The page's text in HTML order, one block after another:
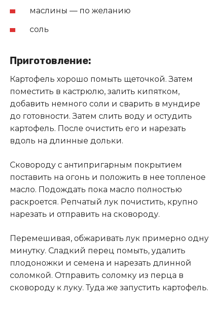
маслины — по желанию
соль
Приготовление:
Картофель хорошо помыть щеточкой. Затем
поместить в кастрюлю, залить кипятком,
добавить немного соли и сварить в мундире
до готовности. Затем слить воду и остудить
картофель. После очистить его и нарезать
вдоль на длинные дольки.
Сковороду с антипригарным покрытием
поставить на огонь и положить в нее топленое
масло. Подождать пока масло полностью
раскроется. Репчатый лук почистить, крупно
нарезать и отправить на сковороду.
Перемешивая, обжаривать лук примерно одну
минутку. Сладкий перец помыть, удалить
плодоножки и семена и нарезать длинной
соломкой. Отправить соломку из перца в
сковороду к луку. Туда же запустить картофель.